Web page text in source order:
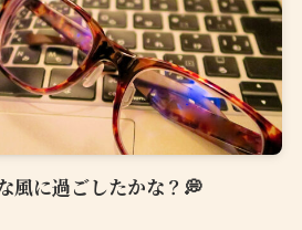
風に過ごしたかな？💭